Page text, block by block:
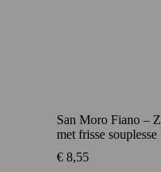
San Moro Fiano –
met frisse souplesse
€ 8,55